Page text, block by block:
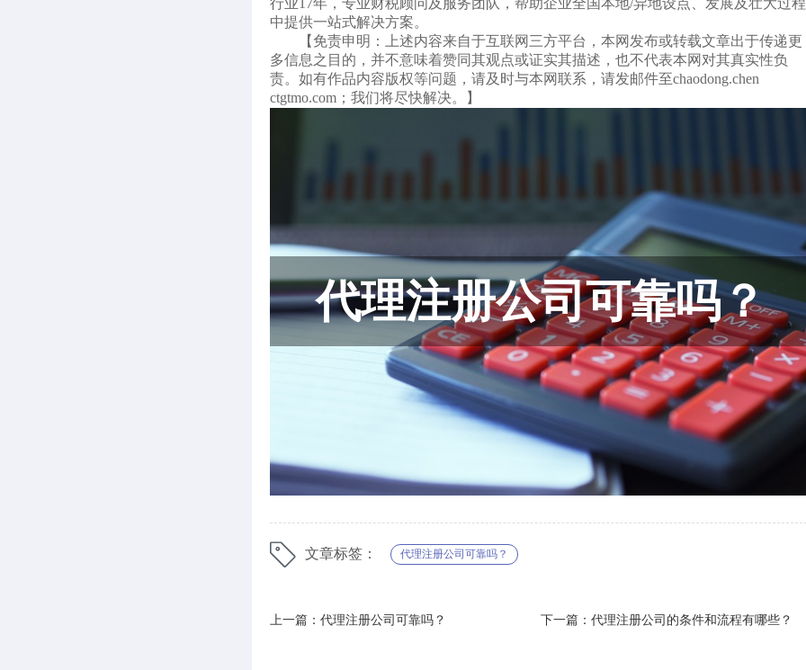
行业17年，专业财税顾问及服务团队，帮助企业全国本地/异地设点、发展及壮大过程
中提供一站式解决方案。
【免责申明：上述内容来自于互联网三方平台，本网发布或转载文章出于传递更
多信息之目的，并不意味着赞同其观点或证实其描述，也不代表本网对其真实性负
责。如有作品内容版权等问题，请及时与本网联系，请发邮件至chaodong.chen
ctgtmo.com；我们将尽快解决。】
文章标签： 代理注册公司可靠吗？
上一篇：代理注册公司可靠吗？ 下一篇：代理注册公司的条件和流程有哪些？